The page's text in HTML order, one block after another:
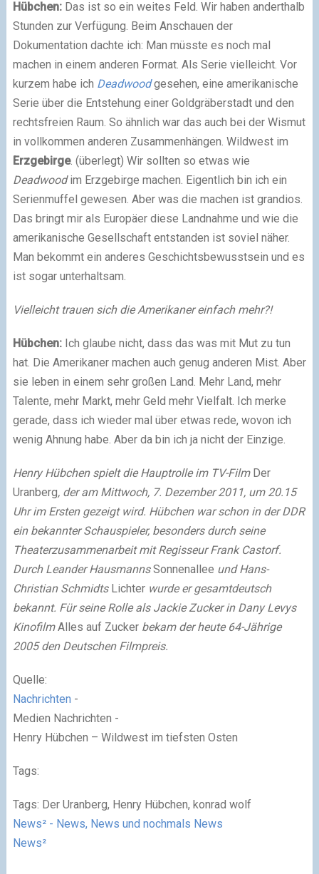
Hübchen:Das ist so ein weites Feld. Wir haben anderthalb
Stunden zur Verfügung. Beim Anschauen der
Dokumentation dachte ich: Man müsste es noch mal
machen in einem anderen Format. Als Serie vielleicht. Vor
kurzem habe ich Deadwoodgesehen, eine amerikanische
Serie über die Entstehung einer Goldgräberstadt und den
rechtsfreien Raum. So ähnlich war das auch bei der Wismut
in vollkommen anderen Zusammenhängen. Wildwest im
Erzgebirge. (überlegt) Wir sollten so etwas wie
Deadwoodim Erzgebirge machen. Eigentlich bin ich ein
Serienmuffel gewesen. Aber was die machen ist grandios.
Das bringt mir als Europäer diese Landnahme und wie die
amerikanische Gesellschaft entstanden ist soviel näher.
Man bekommt ein anderes Geschichtsbewusstsein und es
ist sogar unterhaltsam.
Vielleicht trauen sich die Amerikaner einfach mehr?!
Hübchen:Ich glaube nicht, dass das was mit Mut zu tun
hat. Die Amerikaner machen auch genug anderen Mist. Aber
sie leben in einem sehr großen Land. Mehr Land, mehr
Talente, mehr Markt, mehr Geld mehr Vielfalt. Ich merke
gerade, dass ich wieder mal über etwas rede, wovon ich
wenig Ahnung habe. Aber da bin ich ja nicht der Einzige.
Henry Hübchen spielt die Hauptrolle im TV-Film Der
Uranberg, der am Mittwoch, 7. Dezember 2011, um 20.15
Uhr im Ersten gezeigt wird. Hübchen war schon in der DDR
ein bekannter Schauspieler, besonders durch seine
Theaterzusammenarbeit mit Regisseur Frank Castorf.
Durch Leander HausmannsSonnenallee und Hans-
Christian SchmidtsLichterwurde er gesamtdeutsch
bekannt. Für seine Rolle als Jackie Zucker in Dany Levys
KinofilmAlles auf Zuckerbekam der heute 64-Jährige
2005 den Deutschen Filmpreis.
Quelle:
Nachrichten -
Medien Nachrichten -
Henry Hübchen – Wildwest im tiefsten Osten
Tags:
Tags: Der Uranberg, Henry Hübchen, konrad wolf
News² - News, News und nochmals News
News²